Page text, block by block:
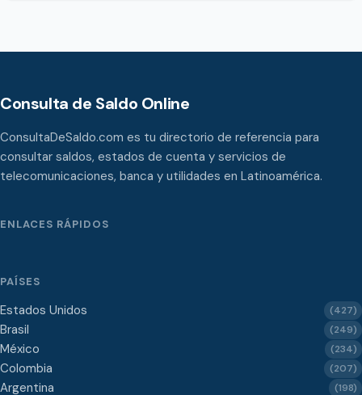
Consulta de Saldo Online
ConsultaDeSaldo.com es tu directorio de referencia para
consultar saldos, estados de cuenta y servicios de
telecomunicaciones, banca y utilidades en Latinoamérica.
ENLACES RÁPIDOS
PAÍSES
Estados Unidos (427)
Brasil (249)
México (234)
Colombia (207)
Argentina (198)